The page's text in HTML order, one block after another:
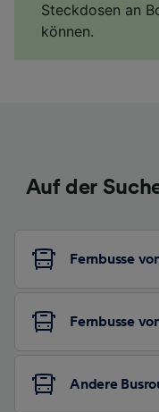
Steckdosen an
können.
Auf der
Fernbusse
Fernbusse
Andere